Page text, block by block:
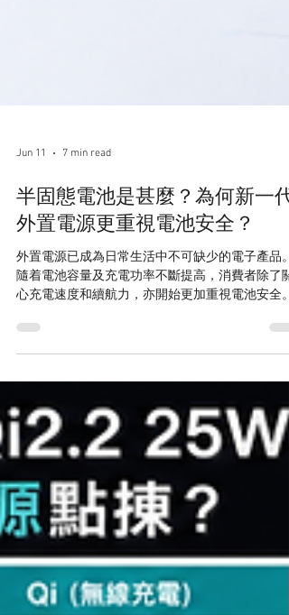
Jun 11 7 min read
半固態電池是甚麼？為何新一代
外置電源更重視電池安全？
隨着電池容量及充電功率不斷提高，消費者除了關
到高溫、強烈撞擊、刺穿或內部短路時，液態電解
的風險。 近年逐漸商業化的「半固態電池」，正是
針對這些安全問題而發展的新一代電池技術。 半固
態電池是甚麼？ 鋰電池主要由正極、負極、隔膜及
電解質組成。 電解質的作用，是讓鋰離子在正極與
負極之間移動，從而完成充電和放電。 一般傳統鋰
離子電池主要採用液態電解質，而全固態電池則以
固態電解質取代液態成分。 半固態電池介乎兩者之
間，通常採用： 凝膠電解質 聚合物電解質 固液混
電解質 將液態電解質固定於較穩定的結構之中 簡
來說，半固態電池保留了傳統鋰電池良好的導電性
能，同時大幅減少可自由流動的液態電解質，從而